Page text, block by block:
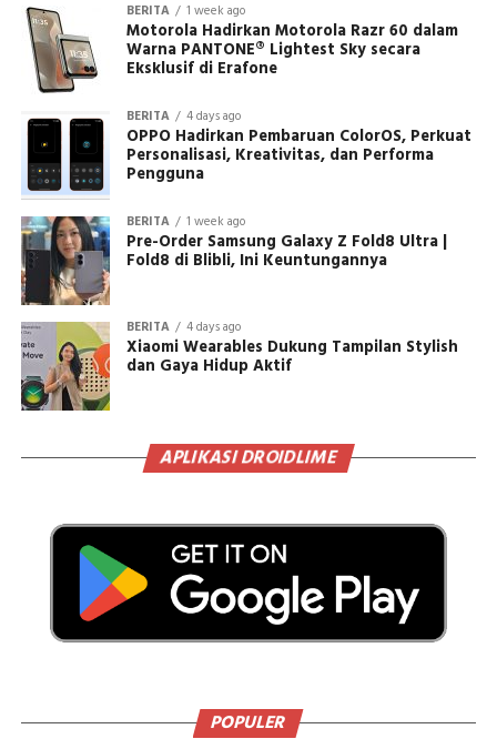
BERITA 1 week ago
Motorola Hadirkan Motorola Razr 60 dalam
Warna PANTONE® Lightest Sky secara
Eksklusif di Erafone
BERITA 4 days ago
OPPO Hadirkan Pembaruan ColorOS, Perkuat
Personalisasi, Kreativitas, dan Performa
Pengguna
BERITA 1 week ago
Pre-Order Samsung Galaxy Z Fold8 Ultra |
Fold8 di Blibli, Ini Keuntungannya
BERITA 4 days ago
Xiaomi Wearables Dukung Tampilan Stylish
dan Gaya Hidup Aktif
APLIKASI DROIDLIME
POPULER